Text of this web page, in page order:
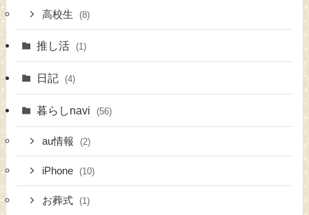
高校生 (8)
推し活 (1)
日記 (4)
暮らしnavi (56)
au情報 (2)
iPhone (10)
お葬式 (1)